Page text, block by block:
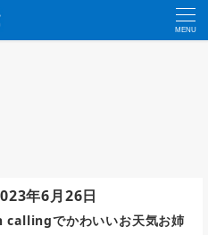
MENU
でかわいいお天気お姉
年6月26日